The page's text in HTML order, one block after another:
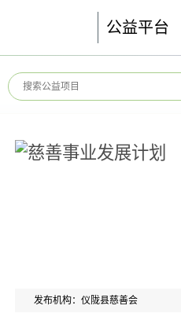
公益平台
发布机构：仪陇县慈善会